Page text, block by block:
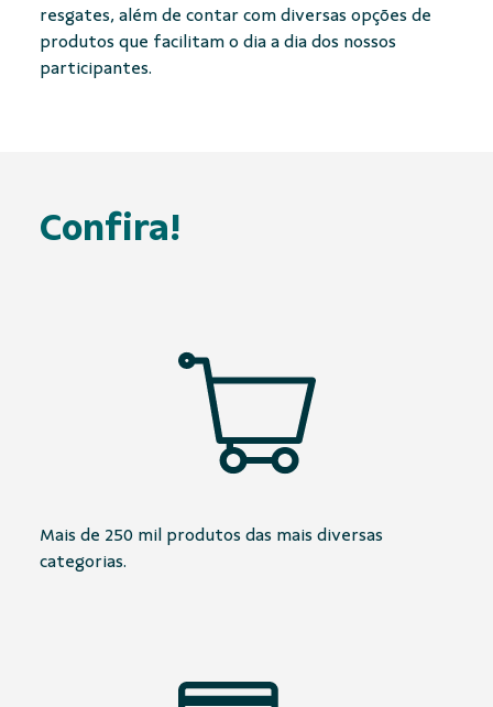
resgates, além de contar com diversas opções de
produtos que facilitam o dia a dia dos nossos
participantes.
Confira!
Mais de 250 mil produtos das mais diversas
categorias.